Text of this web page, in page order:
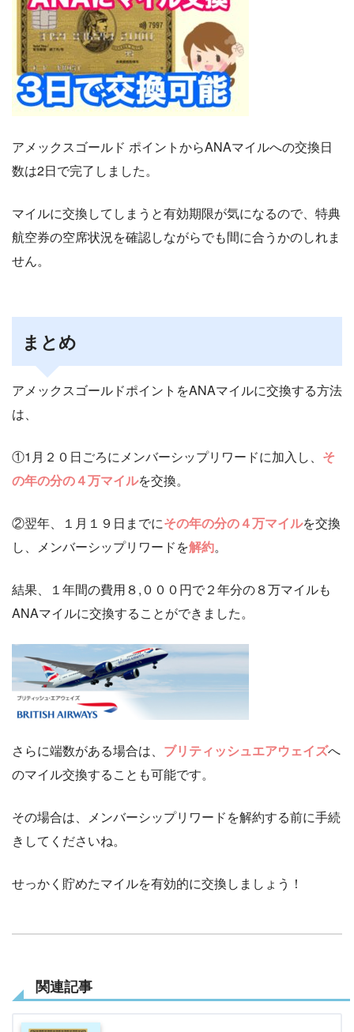
アメックスゴールド ポイントからANAマイルへの交換日
数は2日で完了しました。
マイルに交換してしまうと有効期限が気になるので、特典
航空券の空席状況を確認しながらでも間に合うかのしれま
せん。
まとめ
アメックスゴールドポイントをANAマイルに交換する方法
は、
①1月２０日ごろにメンバーシップリワードに加入し、 そ
の年の分の４万マイルを交換。
②翌年、１月１９日までにその年の分の４万マイルを交換
し、メンバーシップリワードを解約。
結果、１年間の費用８,０００円で２年分の８万マイルも
ANAマイルに交換することができました。
さらに端数がある場合は、 ブリティッシュエアウェイズへ
のマイル交換することも可能です。
その場合は、メンバーシップリワードを解約する前に手続
きしてくださいね。
せっかく貯めたマイルを有効的に交換しましょう！
関連記事